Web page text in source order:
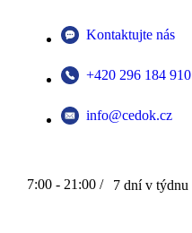
Kontaktujte nás
+420 296 184 910
info@cedok.cz
7:00 - 21:00 / 7 dní v týdnu